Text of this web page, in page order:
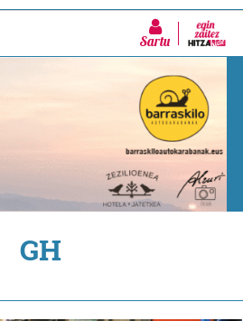
Sartu
GH